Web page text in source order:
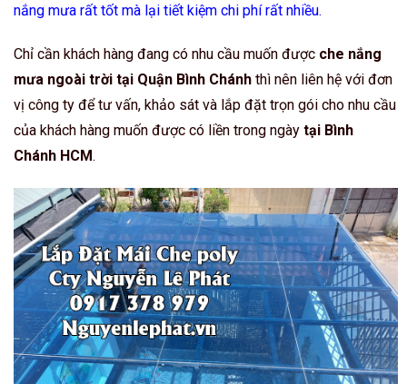
nắng mưa rất tốt mà lại tiết kiệm chi phí rất nhiều.
Chỉ cần khách hàng đang có nhu cầu muốn được che nắng
mưa ngoài trời tại Quận Bình Chánh thì nên liên hệ với đơn
vị công ty để tư vấn, khảo sát và lắp đặt trọn gói cho nhu cầu
của khách hàng muốn được có liền trong ngày tại Bình
Chánh HCM.